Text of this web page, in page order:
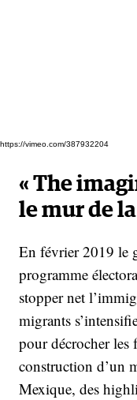
https://vimeo.com/387932204
« The
le mur de
En février 2019 le
programme
stopper net
migrants
pour décrocher les
construction d’un
Mexique, des